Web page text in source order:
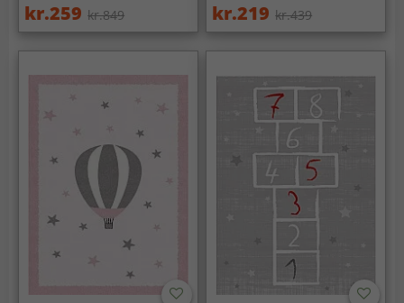
kr.259 kr.849 kr.219 kr.439